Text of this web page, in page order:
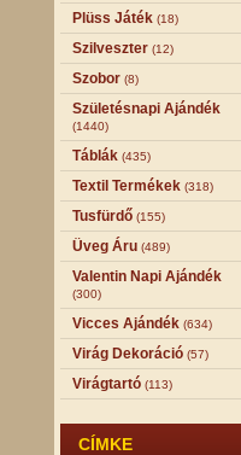
Plüss Játék (18)
Szilveszter (12)
Szobor (8)
Születésnapi Ajándék
(1440)
Táblák (435)
Textil Termékek (318)
Tusfürdő (155)
Üveg Áru (489)
Valentin Napi Ajándék
(300)
Vicces Ajándék (634)
Virág Dekoráció (57)
Virágtartó (113)
CÍMKE